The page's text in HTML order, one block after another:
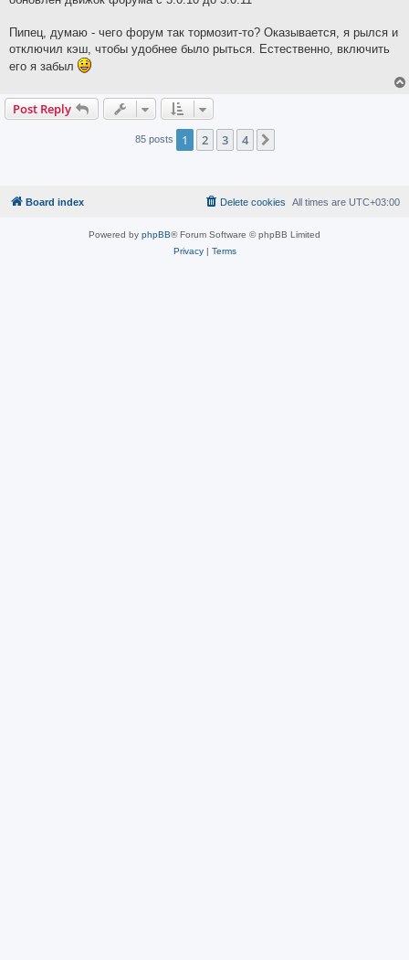
Пипец, думаю - чего форум так тормозит-то? Оказывается, я рылся и
отключил кэш, чтобы удобнее было рыться. Естественно, включить
его я забыл
Post Reply
85 posts 1 2 3 4
Board index All times are UTC+03:00
Delete cookies
Powered by phpBB® Forum Software © phpBB Limited
Privacy| Terms